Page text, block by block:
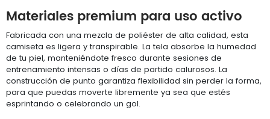
Materiales premium para uso activo
Fabricada con una mezcla de poliéster de alta calidad, esta
camiseta es ligera y transpirable. La tela absorbe la humedad
de tu piel, manteniéndote fresco durante sesiones de
entrenamiento intensas o días de partido calurosos. La
construcción de punto garantiza flexibilidad sin perder la forma,
para que puedas moverte libremente ya sea que estés
esprintando o celebrando un gol.